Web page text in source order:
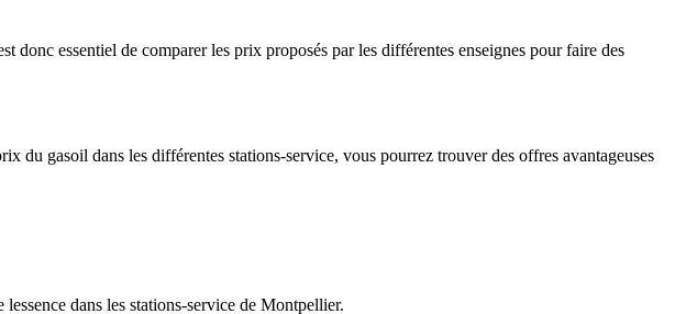
essentiel de comparer les prix proposés par les différentes enseignes pour faire des
du gasoil dans les différentes stations-service, vous pourrez trouver des offres avantageuses
dans les stations-service de Montpellier.